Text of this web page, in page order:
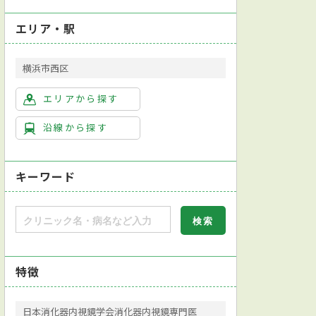
エリア・駅
横浜市西区
エリアから探す
沿線から探す
キーワード
特徴
日本消化器内視鏡学会消化器内視鏡専門医